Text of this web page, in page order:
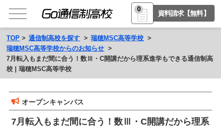
0
資料請求【無料】
TOP 通信制高校を探す
瑞穂MSC高等学校
瑞穂MSC高等学校からのお知らせ
7月転入もまだ間に合う！数Ⅲ・C開講だから理系進学もできる通信制高
校 | 瑞穂MSC高等学校
オープンキャンパス
7月転入もまだ間に合う！数Ⅲ・C開講だから理系